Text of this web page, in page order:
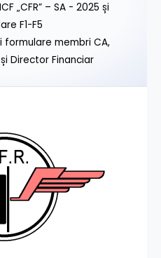
„CFR” – SA - 2025 și
F1-F5
membri CA,
Director Financiar